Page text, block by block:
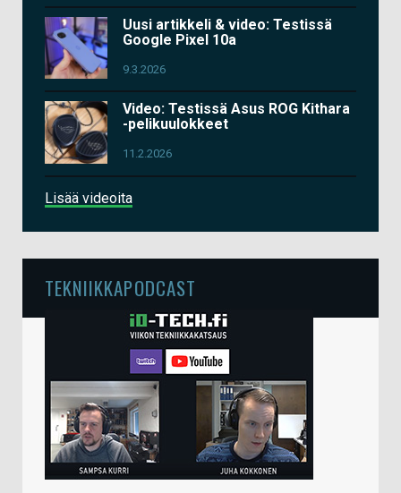
Uusi artikkeli & video: Testissä
Google Pixel 10a
9.3.2026
Video: Testissä Asus ROG Kithara
-pelikuulokkeet
11.2.2026
Lisää videoita
TEKNIIKKAPODCAST